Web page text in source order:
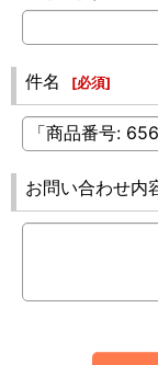
件名 [必須]
お問い合わせ内